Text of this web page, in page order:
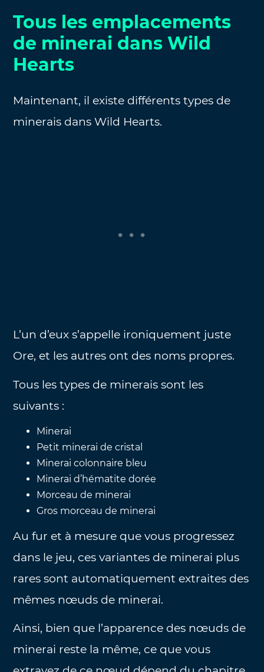
Tous les emplacements
de minerai dans Wild
Hearts
Maintenant, il existe différents types de
minerais dans Wild Hearts.
L’un d’eux s’appelle ironiquement juste
Ore, et les autres ont des noms propres.
Tous les types de minerais sont les
suivants :
Minerai
Petit minerai de cristal
Minerai colonnaire bleu
Minerai d’hématite dorée
Morceau de minerai
Gros morceau de minerai
Au fur et à mesure que vous progressez
dans le jeu, ces variantes de minerai plus
rares sont automatiquement extraites des
mêmes nœuds de minerai.
Ainsi, bien que l’apparence des nœuds de
minerai reste la même, ce que vous